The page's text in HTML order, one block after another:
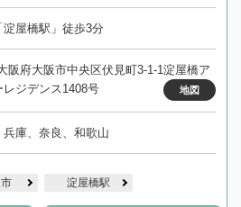
淀屋橋駅」徒歩3分
阪府大阪市中央区伏見町3-1-1淀屋橋ア
レジデンス1408号
地図
兵庫、奈良、和歌山
淀屋橋駅